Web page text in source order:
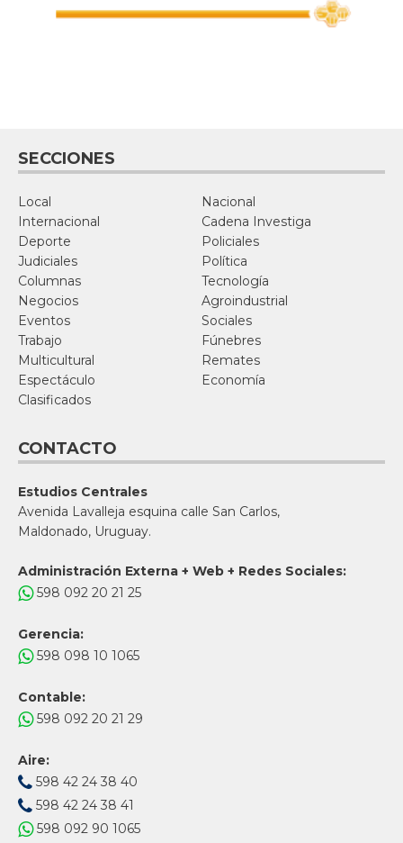
SECCIONES
Local
Nacional
Internacional
Cadena Investiga
Deporte
Policiales
Judiciales
Política
Columnas
Tecnología
Negocios
Agroindustrial
Eventos
Sociales
Trabajo
Fúnebres
Multicultural
Remates
Espectáculo
Economía
Clasificados
CONTACTO
Estudios Centrales
Avenida Lavalleja esquina calle San Carlos,
Maldonado, Uruguay.
Administración Externa + Web + Redes Sociales:
598 092 20 21 25
Gerencia:
598 098 10 1065
Contable:
598 092 20 21 29
Aire:
598 42 24 38 40
598 42 24 38 41
598 092 90 1065